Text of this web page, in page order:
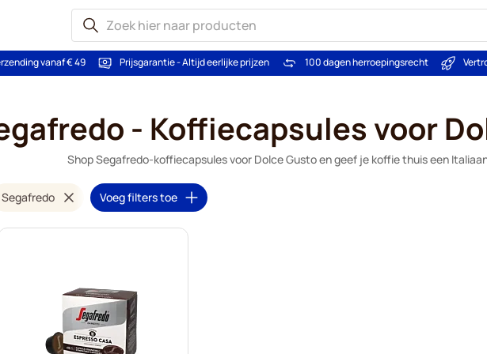
vanaf € 49 Prijsgarantie - Altijd eerlijke prijzen 100 dagen herroepingsrecht
- Koffiecapsules voor
Shop Segafredo-koffiecapsules voor Dolce Gusto en geef je koffie thuis een
Segafredo Voeg filters toe